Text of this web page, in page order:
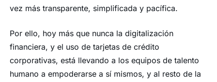
vez más transparente, simplificada y pacífica.
Por ello, hoy más que nunca la digitalización
financiera, y el uso de tarjetas de crédito
corporativas, está llevando a los equipos de talento
humano a empoderarse a sí mismos, y al resto de la